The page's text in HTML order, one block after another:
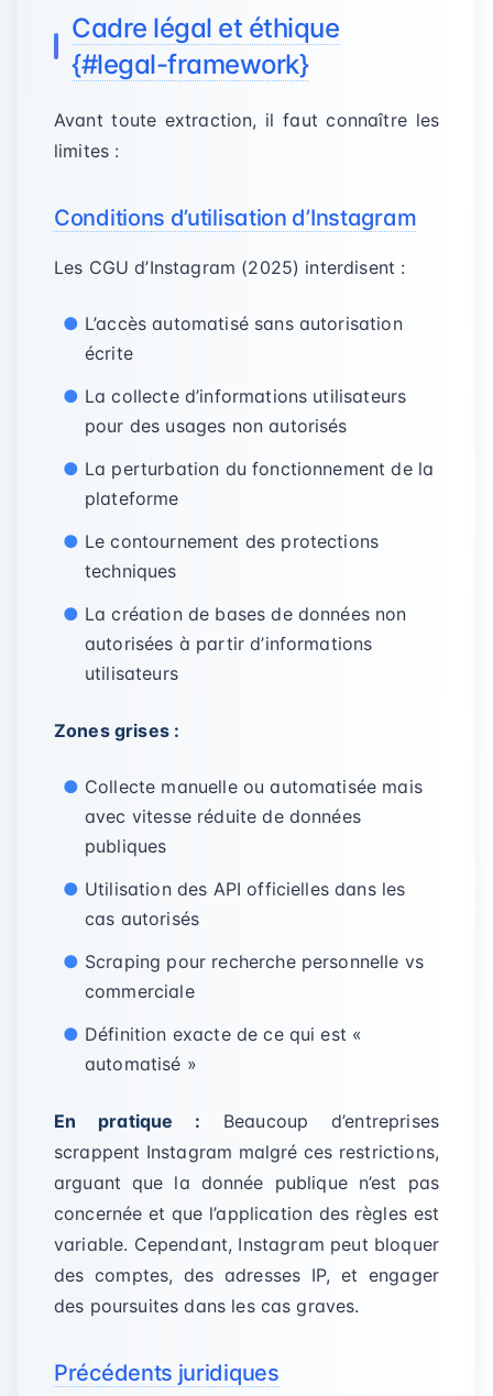
Cadre légal et éthique
{#legal-framework}
Avant toute extraction, il faut connaître les
limites :
Conditions d’utilisation d’Instagram
Les CGU d’Instagram (2025) interdisent :
L’accès automatisé sans autorisation
écrite
La collecte d’informations utilisateurs
pour des usages non autorisés
La perturbation du fonctionnement de la
plateforme
Le contournement des protections
techniques
La création de bases de données non
autorisées à partir d’informations
utilisateurs
Zones grises :
Collecte manuelle ou automatisée mais
avec vitesse réduite de données
publiques
Utilisation des API officielles dans les
cas autorisés
Scraping pour recherche personnelle vs
commerciale
Définition exacte de ce qui est «
automatisé »
En pratique : Beaucoup d’entreprises
scrappent Instagram malgré ces restrictions,
arguant que la donnée publique n’est pas
concernée et que l’application des règles est
variable. Cependant, Instagram peut bloquer
des comptes, des adresses IP, et engager
des poursuites dans les cas graves.
Précédents juridiques